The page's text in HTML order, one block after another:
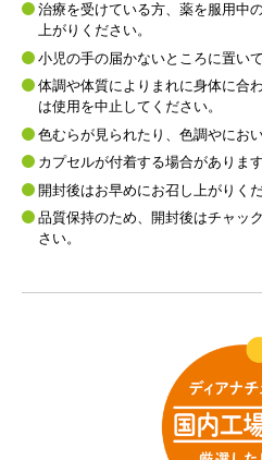
治療を受けている⽅、薬を服⽤中
上がりください。
⼩児の⼿の届かないところに置いて
体調や体質によりまれに⾝体に合
は使⽤を中⽌してください。
⾊むらが⾒られたり、⾊調やにお
カプセルが付着する場合があります
開封後はお早めにお召し上がりくだ
品質保持のため、開封後はチャッ
さい。